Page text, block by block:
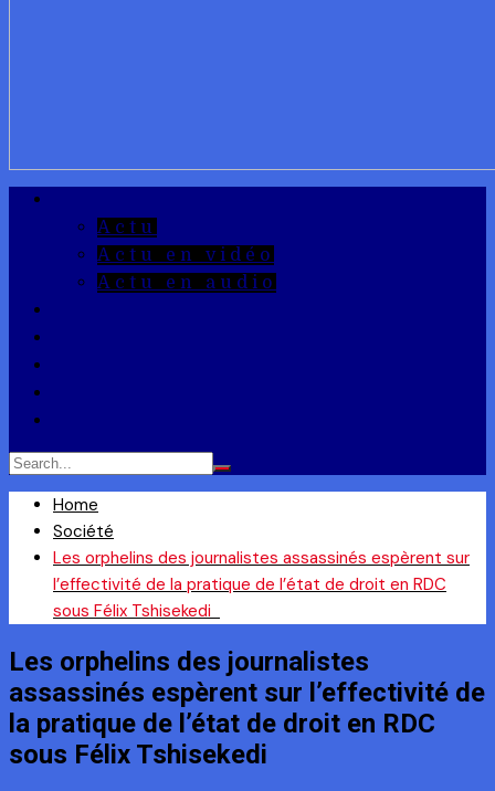
Actu
Actu en vidéo
Actu en audio
Home
Société
Les orphelins des journalistes assassinés espèrent sur
l’effectivité de la pratique de l’état de droit en RDC
sous Félix Tshisekedi
Les orphelins des journalistes
assassinés espèrent sur l’effectivité de
la pratique de l’état de droit en RDC
sous Félix Tshisekedi